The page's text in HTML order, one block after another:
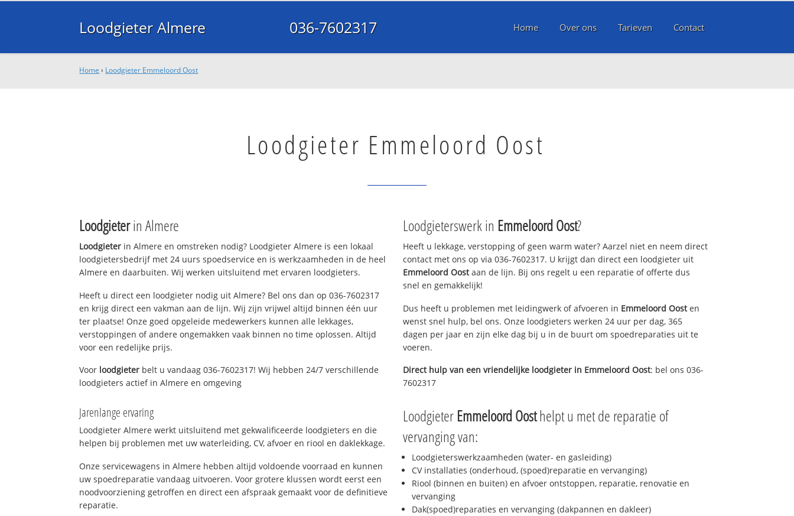
Loodgieter Almere 036-7602317 Home Over ons Tarieven Contact
Home › Loodgieter Emmeloord Oost
Loodgieter Emmeloord Oost
Loodgieterin Almere
Loodgieter in Almere en omstreken nodig? Loodgieter Almere is een lokaal
loodgietersbedrijf met 24 uurs spoedservice en is werkzaamheden in de heel
Almere en daarbuiten. Wij werken uitsluitend met ervaren loodgieters.
Heeft u direct een loodgieter nodig uit Almere? Bel ons dan op 036-7602317
en krijg direct een vakman aan de lijn. Wij zijn vrijwel altijd binnen één uur
ter plaatse! Onze goed opgeleide medewerkers kunnen alle lekkages,
verstoppingen of andere ongemakken vaak binnen no time oplossen. Altijd
voor een redelijke prijs.
Voor loodgieter belt u vandaag 036-7602317! Wij hebben 24/7 verschillende
loodgieters actief in Almere en omgeving
Jarenlange ervaring
Loodgieter Almere werkt uitsluitend met gekwalificeerde loodgieters en die
helpen bij problemen met uw waterleiding, CV, afvoer en riool en daklekkage.
Onze servicewagens in Almere hebben altijd voldoende voorraad en kunnen
uw spoedreparatie vandaag uitvoeren. Voor grotere klussen wordt eerst een
noodvoorziening getroffen en direct een afspraak gemaakt voor de definitieve
reparatie.
Loodgieterswerk in Emmeloord Oost?
Heeft u lekkage, verstopping of geen warm water? Aarzel niet en neem direct
contact met ons op via 036-7602317. U krijgt dan direct een loodgieter uit
Emmeloord Oostaan de lijn. Bij ons regelt u een reparatie of offerte dus
snel en gemakkelijk!
Dus heeft u problemen met leidingwerk of afvoeren in Emmeloord Oosten
wenst snel hulp, bel ons. Onze loodgieters werken 24 uur per dag, 365
dagen per jaar en zijn elke dag bij u in de buurt om spoedreparaties uit te
voeren.
Direct hulp van een vriendelijke loodgieter in Emmeloord Oost: bel ons 036-
7602317
Loodgieter Emmeloord Oosthelpt u met de reparatie of
vervanging van:
Loodgieterswerkzaamheden (water- en gasleiding)
CV installaties (onderhoud, (spoed)reparatie en vervanging)
Riool (binnen en buiten) en afvoer ontstoppen, reparatie, renovatie en
vervanging
Dak(spoed)reparaties en vervanging (dakpannen en dakleer)